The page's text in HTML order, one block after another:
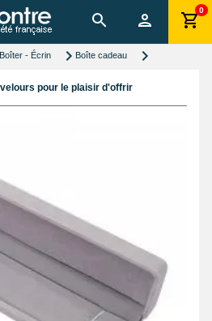
0
- Écrin Boîte cadeau
pour le plaisir d'offrir